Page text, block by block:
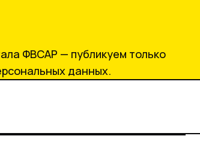
ФВСАР — публикуем только
данных.